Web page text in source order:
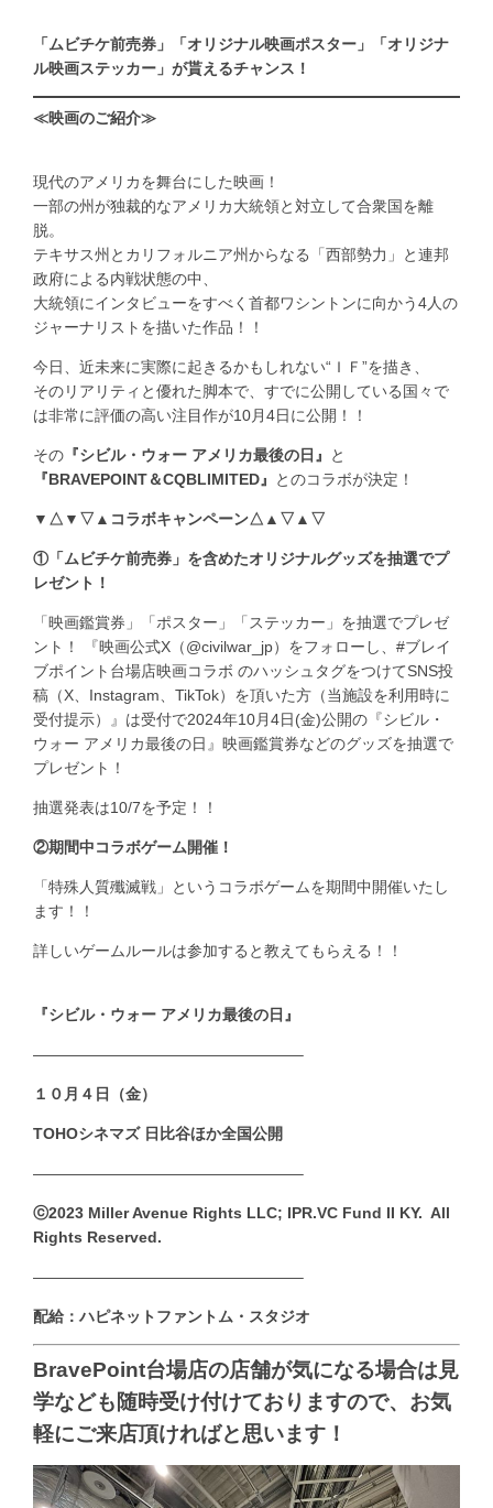
「ムビチケ前売券」「オリジナル映画ポスター」「オリジナ
ル映画ステッカー」が貰えるチャンス！
≪映画のご紹介≫
現代のアメリカを舞台にした映画！
一部の州が独裁的なアメリカ大統領と対立して合衆国を離
脱。
テキサス州とカリフォルニア州からなる「西部勢力」と連邦
政府による内戦状態の中、
大統領にインタビューをすべく首都ワシントンに向かう4人の
ジャーナリストを描いた作品！！
今日、近未来に実際に起きるかもしれない“ＩＦ”を描き、
そのリアリティと優れた脚本で、すでに公開している国々で
は非常に評価の高い注目作が10月4日に公開！！
その 『シビル・ウォー アメリカ最後の日』 と
『BRAVEPOINT＆CQBLIMITED』 とのコラボが決定！
▼△▼▽▲コラボキャンペーン△▲▽▲▽
①「ムビチケ前売券」を含めたオリジナルグッズを抽選でプ
レゼント！
「映画鑑賞券」「ポスター」「ステッカー」を抽選でプレゼ
ント！ 『映画公式X（@civilwar_jp）をフォローし、#ブレイ
ブポイント台場店映画コラボ のハッシュタグをつけてSNS投
稿（X、Instagram、TikTok）を頂いた方（当施設を利用時に
受付提示）』は受付で2024年10月4日(金)公開の『シビル・
ウォー アメリカ最後の日』映画鑑賞券などのグッズを抽選で
プレゼント！
抽選発表は10/7を予定！！
②期間中コラボゲーム開催！
「特殊人質殲滅戦」というコラボゲームを期間中開催いたし
ます！！
詳しいゲームルールは参加すると教えてもらえる！！
『シビル・ウォー アメリカ最後の日』
—————————————————–
１０月４日（金）
TOHOシネマズ 日比谷ほか全国公開
—————————————————–
ⓒ2023 Miller Avenue Rights LLC; IPR.VC Fund II KY. All
Rights Reserved.
—————————————————–
配給：ハピネットファントム・スタジオ
BravePoint台場店の店舗が気になる場合は見
学なども随時受け付けておりますので、お気
軽にご来店頂ければと思います！